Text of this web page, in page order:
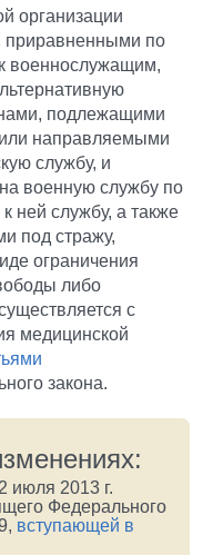
организации
по
военнослужащим,
подлежащими
направляемыми
службу, и
военную службу по
ней службу, а также
под стражу,
ограничения
либо
с
медицинской
закона.
июля 2013 г.
Федерального
вступающей в